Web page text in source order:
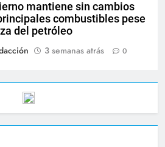
mantiene sin cambios
combustibles pese
del petróleo
3 semanas atrás 0